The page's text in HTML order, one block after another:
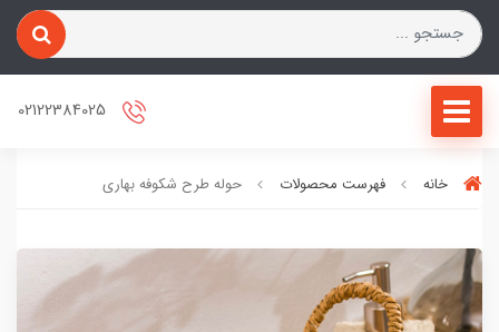
خانه فهرست محصولات حوله طرح شکوفه بهاری